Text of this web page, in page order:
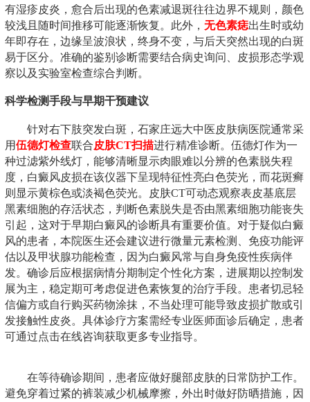
有湿疹皮炎，愈合后出现的色素减退斑往往边界不规则，颜色
较浅且随时间推移可能逐渐恢复。此外， 无色素痣出生时或幼
年即存在，边缘呈波浪状，终身不变，与后天突然出现的白斑
易于区分。准确的鉴别诊断需要结合病史询问、皮损形态学观
察以及实验室检查综合判断。
科学检测手段与早期干预建议
针对右下肢突发白斑，石家庄远大中医皮肤病医院通常采
用伍德灯检查联合皮肤CT扫描进行精准诊断。伍德灯作为一
种过滤紫外线灯，能够清晰显示肉眼难以分辨的色素脱失程
度，白癜风皮损在该仪器下呈现特征性亮白色荧光，而花斑癣
则显示黄棕色或淡褐色荧光。皮肤CT可动态观察表皮基底层
黑素细胞的存活状态，判断色素脱失是否由黑素细胞功能丧失
引起，这对于早期白癜风的诊断具有重要价值。对于疑似白癜
风的患者，本院医生还会建议进行微量元素检测、免疫功能评
估以及甲状腺功能检查，因为白癜风常与自身免疫性疾病伴
发。确诊后应根据病情分期制定个性化方案，进展期以控制发
展为主，稳定期可考虑促进色素恢复的治疗手段。患者切忌轻
信偏方或自行购买药物涂抹，不当处理可能导致皮损扩散或引
发接触性皮炎。具体诊疗方案需经专业医师面诊后确定，患者
可通过点击在线咨询获取更多专业指导。
在等待确诊期间，患者应做好腿部皮肤的日常防护工作。
避免穿着过紧的裤装减少机械摩擦，外出时做好防晒措施，因